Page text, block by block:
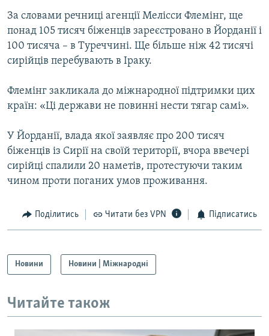
КТАТ
ДОЛУЧАЙСЯ!
Усі сайти RFE/RL
За словами речниці агенції Мелісси Флемінг, ще
понад 105 тисяч біженців зареєстровано в Йорданії і
100 тисяча – в Туреччині. Ще більше ніж 42 тисячі
сирійців перебувають в Іраку.
Флемінг закликала до міжнародної підтримки цих
країн: «Ці держави не повинні нести тягар самі».
У Йорданії, влада якої заявляє про 200 тисяч
біженців із Сирії на своїй території, вчора ввечері
сирійці спалили 20 наметів, протестуючи таким
чином проти поганих умов проживання.
Поділитись Читати без VPN Підписатись
Новини Новини | Міжнародні
Читайте також